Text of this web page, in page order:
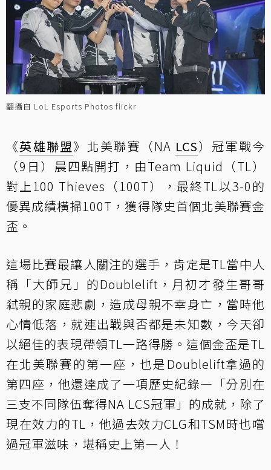
翻攝自 LoL Esports Photos flickr
《英雄聯盟》北美聯賽（NA LCS）冠軍戰今
（9日）晨四點開打，由Team Liquid（TL）
對上100 Thieves（100T），最終TL以3-0的
優異成績橫掃100T，獲得隊史首個北美聯賽金
盃。
這場比賽最讓人關注的選手，肯定是TL當中人
稱「大師兄」的Doublelift，月初才發生哥哥
弒親的家庭悲劇，造成母親不幸身亡，當時他
心情低落，就連出戰與否都是未知數，今天卻
以絕佳的表現帶領TL一路得勝。這個金盃是TL
在北美聯賽的第一座，也是Doublelift拿過的
第四座，他還達成了一項歷史紀錄—「分別在
三支不同隊伍奪得NA LCS冠軍」的成就，除了
現在效力的TL，他過去效力CLG和TSM時也嚐
過冠軍滋味，堪稱史上第一人！